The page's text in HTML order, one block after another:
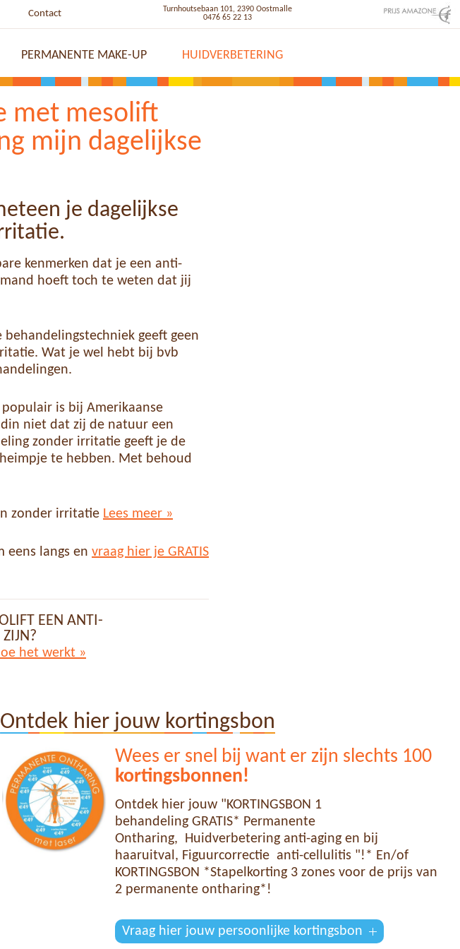
Contact
Turnhoutsebaan 101, 2390 Oostmalle
0476 65 22 13
PERMANENTE MAKE-UP HUIDVERBETERING
met mesolift
mijn dagelijkse
je dagelijkse
kenmerken dat je een anti-
hoeft toch te weten dat jij
geeft geen
Wat je wel hebt bij bvb
is bij Amerikaanse
niet dat zij de natuur een
zonder irritatie geeft je de
te hebben. Met behoud
zonder irritatie Lees meer »
eens langs en vraag hier je GRATIS
EEN ANTI-
het werkt »
Ontdek hier jouw kortingsbon
Wees er snel bij want er zijn slechts 100
kortingsbonnen!
Ontdek hier jouw "KORTINGSBON 1
behandeling GRATIS* Permanente
Ontharing, Huidverbetering anti-aging en bij
haaruitval, Figuurcorrectie anti-cellulitis "!* En/of
KORTINGSBON *Stapelkorting 3 zones voor de prijs van
2 permanente ontharing*!
Vraag hier jouw persoonlijke kortingsbon